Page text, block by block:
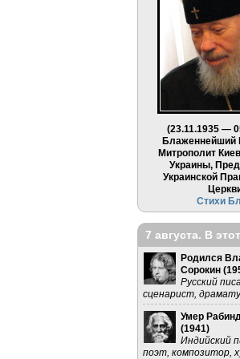
(23.11.1935 —
Блаженнейший
Митрополит
Украины,
Украинской
Стихи
7 августа. В
Родился
Сорокин (
Русский
сценарист,
Умер
(1941)
Индийский
поэт, композитор,